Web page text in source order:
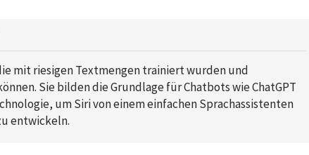
mit riesigen Textmengen trainiert wurden und
Sie bilden die Grundlage für Chatbots wie ChatGPT
um Siri von einem einfachen Sprachassistenten
entwickeln.